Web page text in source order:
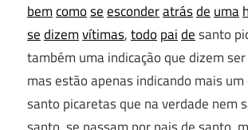
bemcomoseesconderatrásdeuma
sedizemvítimas,todopaidesanto
também uma indicação que dizem
mas estão apenas indicando mais um
santo picaretas que na verdade nem